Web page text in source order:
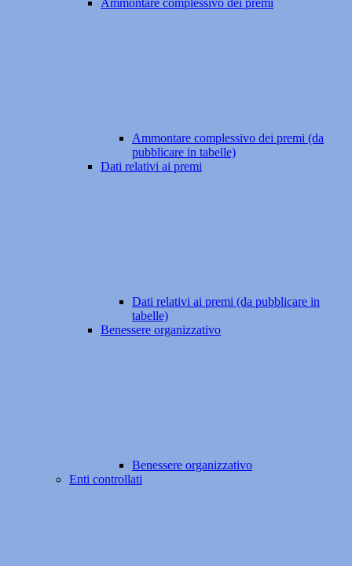
Ammontare complessivo dei premi
Ammontare complessivo dei premi (da
pubblicare in tabelle)
Dati relativi ai premi
Dati relativi ai premi (da pubblicare in
tabelle)
Benessere organizzativo
Benessere organizzativo
Enti controllati